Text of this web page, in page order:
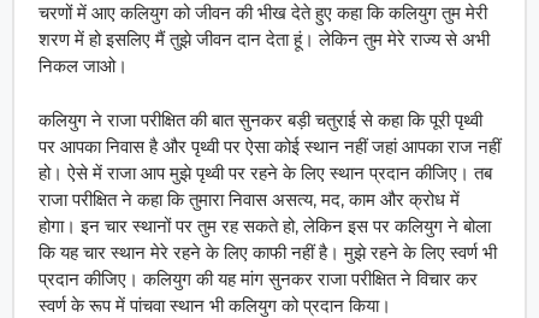
चरणों में आए कलियुग को जीवन की भीख देते हुए कहा कि कलियुग तुम मेरी
शरण में हो इसलिए मैं तुझे जीवन दान देता हूं। लेकिन तुम मेरे राज्य से अभी
निकल जाओ।
कलियुग ने राजा परीक्षित की बात सुनकर बड़ी चतुराई से कहा कि पूरी पृथ्वी
पर आपका निवास है और पृथ्वी पर ऐसा कोई स्थान नहीं जहां आपका राज नहीं
हो। ऐसे में राजा आप मुझे पृथ्वी पर रहने के लिए स्थान प्रदान कीजिए। तब
राजा परीक्षित ने कहा कि तुमारा निवास असत्य, मद, काम और क्रोध में
होगा। इन चार स्थानों पर तुम रह सकते हो, लेकिन इस पर कलियुग ने बोला
कि यह चार स्थान मेरे रहने के लिए काफी नहीं है। मुझे रहने के लिए स्वर्ण भी
प्रदान कीजिए। कलियुग की यह मांग सुनकर राजा परीक्षित ने विचार कर
स्वर्ण के रूप में पांचवा स्थान भी कलियुग को प्रदान किया।